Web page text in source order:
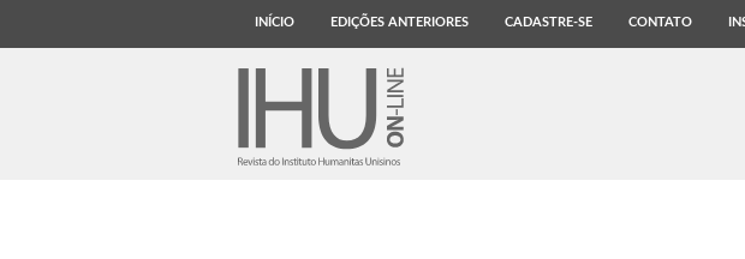
INÍCIO EDIÇÕES ANTERIORES CADASTRE-SE CONTATO